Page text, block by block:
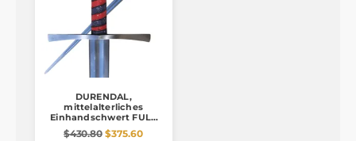
DURENDAL,
mittelalterliches
Einhandschwert FULL
TANG
$430.80 $375.60